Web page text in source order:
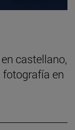
castellano,
fotografía en